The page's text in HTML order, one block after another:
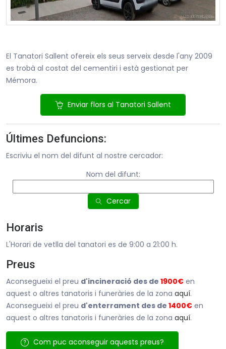
El Tanatori Sallent ofereix els seus serveix desde l'any 2009
es trobà al costat del cementiri i està gestionat per
Mémora.
Enviar flors al Tanatori Sallent
Últimes Defuncions:
Escriviu el nom del difunt al nostre cercador:
Nom del difunt:
Cercar
Horaris
L'Horari de vetlla del tanatori es de 9:00 a 21:00 h.
Preus
Aconsegueixi el preu d'incineració des de 1900€ en
aquest o altres tanatoris i funeràries de la zona aquí.
Aconsegueixi el preu d'enterrament des de 1400€ en
aquest o altres tanatoris i funeràries de la zona aquí.
Com puc aconseguir aquests preus?